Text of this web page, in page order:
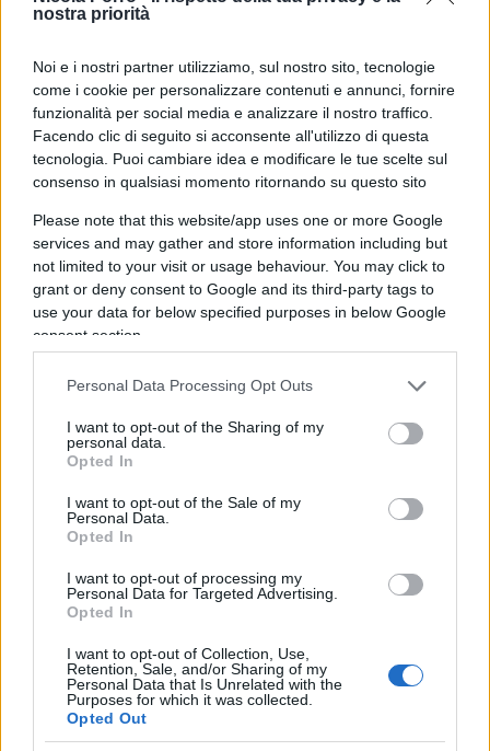
nostra priorità
Noi e i nostri partner utilizziamo, sul nostro sito, tecnologie
come i cookie per personalizzare contenuti e annunci, fornire
funzionalità per social media e analizzare il nostro traffico.
Facendo clic di seguito si acconsente all'utilizzo di questa
tecnologia. Puoi cambiare idea e modificare le tue scelte sul
consenso in qualsiasi momento ritornando su questo sito
Please note that this website/app uses one or more Google
services and may gather and store information including but
not limited to your visit or usage behaviour. You may click to
grant or deny consent to Google and its third-party tags to
use your data for below specified purposes in below Google
consent section.
Personal Data Processing Opt Outs
I want to opt-out of the Sharing of my
personal data.
Opted In
I want to opt-out of the Sale of my
Personal Data.
Opted In
I want to opt-out of processing my
Personal Data for Targeted Advertising.
Opted In
I want to opt-out of Collection, Use,
Retention, Sale, and/or Sharing of my
Personal Data that Is Unrelated with the
Purposes for which it was collected.
Opted Out
Un saluto cordiale.
mp
l Padreterno è liberalesi trova in libreria? Non ve
lo ordinano? Siete riusciti a scovarlo? Leggete qui
e partecipate alla “caccia al tesoro”. Sennò dove lo
prendete per regalarlo a un comunista?
#ANTONIO MARTINO #LIBRERIA
#LIBRO
Leggi i commenti